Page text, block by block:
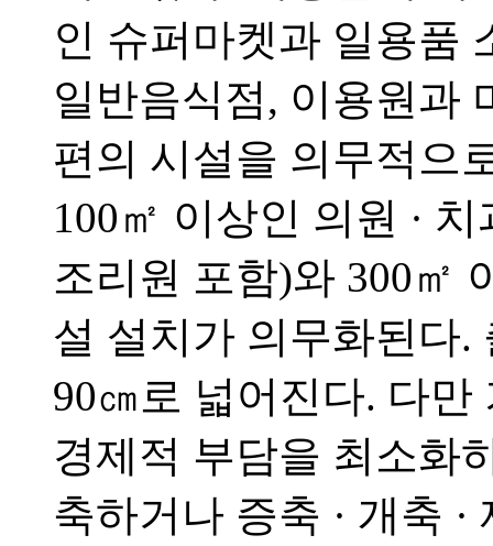
인 슈퍼마켓과 일용품
일반음식점, 이용원과
편의 시설을 의무적으
100㎡ 이상인 의원 ·
조리원 포함)와 300㎡
설 설치가 의무화된다.
90㎝로 넓어진다. 다
경제적 부담을 최소화
축하거나 증축 · 개축